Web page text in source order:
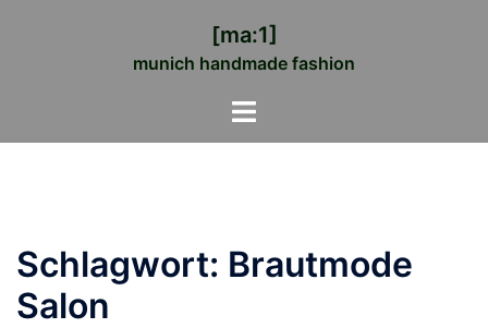
[ma:1]
munich handmade fashion
Menü
Schlagwort: Brautmode
Salon